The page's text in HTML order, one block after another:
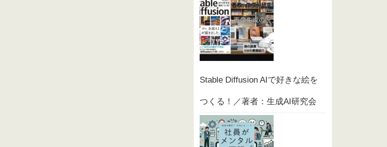
Stable Diffusion AIで好きな絵を
つくる！／著者：生成AI研究会